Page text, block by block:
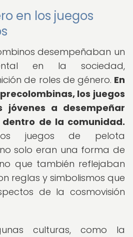
en los juegos
desempeñaban un
en la sociedad,
de roles de género. En
los juegos
jóvenes a desempeñar
de la comunidad.
juegos de pelota
solo eran una forma de
que también reflejaban
reglas y simbolismos que
de la cosmovisión
culturas, como la